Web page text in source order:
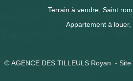
Terrain à vendre, Saint
Appartement à louer,
© AGENCE DES TILLEULS Royan -